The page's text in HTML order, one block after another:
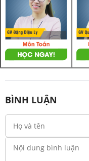
BÌNH LUẬN